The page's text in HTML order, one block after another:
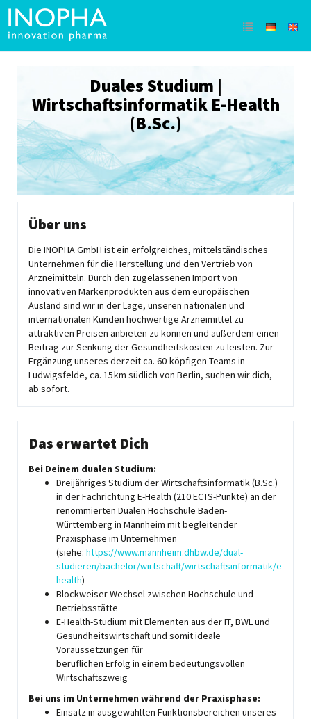
Duales Studium |
Wirtschaftsinformatik E-Health
(B.Sc.)
Über uns
Die INOPHA GmbH ist ein erfolgreiches, mittelständisches
Unternehmen für die Herstellung und den Vertrieb von
Arzneimitteln. Durch den zugelassenen Import von
innovativen Markenprodukten aus dem europäischen
Ausland sind wir in der Lage, unseren nationalen und
internationalen Kunden hochwertige Arzneimittel zu
attraktiven Preisen anbieten zu können und außerdem einen
Beitrag zur Senkung der Gesundheitskosten zu leisten. Zur
Ergänzung unseres derzeit ca. 60-köpfigen Teams in
Ludwigsfelde, ca. 15 km südlich von Berlin, suchen wir dich,
ab sofort.
Das erwartet Dich
Bei Deinem dualen Studium:
Dreijähriges Studium der Wirtschaftsinformatik (B.Sc.)
in der Fachrichtung E-Health (210 ECTS-Punkte) an der
renommierten Dualen Hochschule Baden-
Württemberg in Mannheim mit begleitender
Praxisphase im Unternehmen
(siehe: https://www.mannheim.dhbw.de/dual-
studieren/bachelor/wirtschaft/wirtschaftsinformatik/e-
health)
Blockweiser Wechsel zwischen Hochschule und
Betriebsstätte
E-Health-Studium mit Elementen aus der IT, BWL und
Gesundheitswirtschaft und somit ideale
Voraussetzungen für
beruflichen Erfolg in einem bedeutungsvollen
Wirtschaftszweig
Bei uns im Unternehmen während der Praxisphase:
Einsatz in ausgewählten Funktionsbereichen unseres